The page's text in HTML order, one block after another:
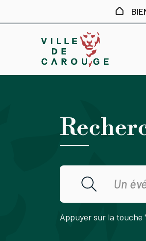
Appuyer sur la